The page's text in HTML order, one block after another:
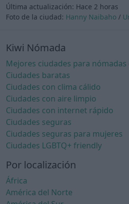
Última actualización: Hace 2 horas
Foto de la ciudad: Hanny Naibaho /
Kiwi Nómada
Mejores ciudades para nómadas
Ciudades baratas
Ciudades con clima cálido
Ciudades con aire limpio
Ciudades con internet rápido
Ciudades seguras
Ciudades seguras para mujeres
Ciudades LGBTQ+ friendly
Por localización
África
América del Norte